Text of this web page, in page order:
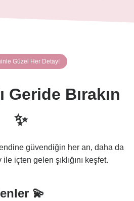
Güzel Her Detay!
Geride Bırakın
✨
güvendiğin her an, daha da
içten gelen şıklığını keşfet.
💫